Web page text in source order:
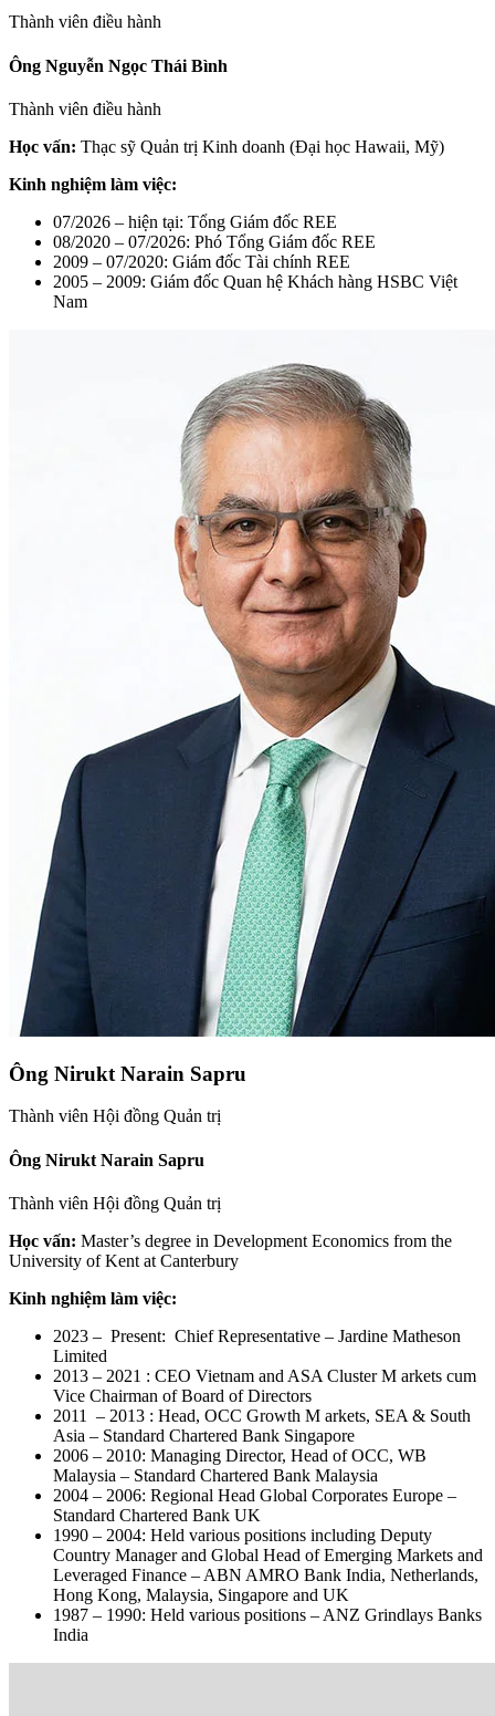
Thành viên điều hành
Ông Nguyễn Ngọc Thái Bình
Thành viên điều hành
Học vấn: Thạc sỹ Quản trị Kinh doanh (Đại học Hawaii, Mỹ)
Kinh nghiệm làm việc:
07/2026 – hiện tại: Tổng Giám đốc REE
08/2020 – 07/2026: Phó Tổng Giám đốc REE
2009 – 07/2020: Giám đốc Tài chính REE
2005 – 2009: Giám đốc Quan hệ Khách hàng HSBC Việt
Nam
Ông Nirukt Narain Sapru
Thành viên Hội đồng Quản trị
Ông Nirukt Narain Sapru
Thành viên Hội đồng Quản trị
Học vấn: Master’s degree in Development Economics from the
University of Kent at Canterbury
Kinh nghiệm làm việc:
2023 – Present: Chief Representative – Jardine Matheson
Limited
2013 – 2021 : CEO Vietnam and ASA Cluster M arkets cum
Vice Chairman of Board of Directors
2011 – 2013 : Head, OCC Growth M arkets, SEA & South
Asia – Standard Chartered Bank Singapore
2006 – 2010: Managing Director, Head of OCC, WB
Malaysia – Standard Chartered Bank Malaysia
2004 – 2006: Regional Head Global Corporates Europe –
Standard Chartered Bank UK
1990 – 2004: Held various positions including Deputy
Country Manager and Global Head of Emerging Markets and
Leveraged Finance – ABN AMRO Bank India, Netherlands,
Hong Kong, Malaysia, Singapore and UK
1987 – 1990: Held various positions – ANZ Grindlays Banks
India